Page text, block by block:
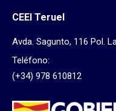
CEEI Teruel
Avda. Sagunto, 116 Pol.
Teléfono:
(+34) 978 610812